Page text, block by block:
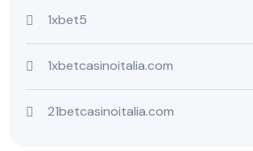
1xbet5
1xbetcasinoitalia.com
21betcasinoitalia.com